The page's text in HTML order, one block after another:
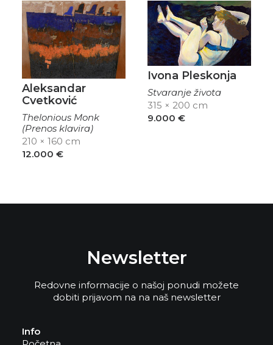
Aleksandar
Cvetković
Thelonious Monk
(Prenos klavira)
210 × 160 cm
12.000 €
Ivona Pleskonja
Stvaranje života
315 × 200 cm
9.000 €
Newsletter
Redovne informacije o našoj ponudi možete
dobiti prijavom na na naš newsletter
Info